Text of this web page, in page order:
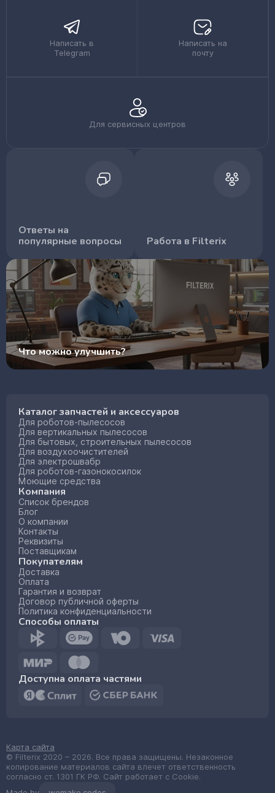
Написать в
Telegram
Написать на
почту
Для сервисных центров
Ответы на
популярные вопросы
Работа в Filterix
Что можно улучшить?
Каталог запчастей и аксессуаров
Для роботов-пылесосов
Для вертикальных пылесосов
Для бытовых, строительных пылесосов
Для воздухоочистителей
Для электрошвабр
Для роботов-газонокосилок
Моющие средства
Компания
Список брендов
Блог
О компании
Контакты
Реквизиты
Поставщикам
Покупателям
Доставка
Оплата
Гарантия и возврат
Договор публичной оферты
Политика конфиденциальности
Способы оплаты
Доступна оплата частями
© Filterix 2020 – 2026. Все права защищены. Незаконное
копирование материалов сайта влечет ответственность
согласно ст. 1301 ГК РФ. Сайт работает с Cookie.
Карта сайта